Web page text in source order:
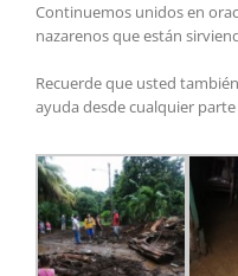
Continuemos unidos en
nazarenos que están
Recuerde que usted
ayuda desde cualquier parte